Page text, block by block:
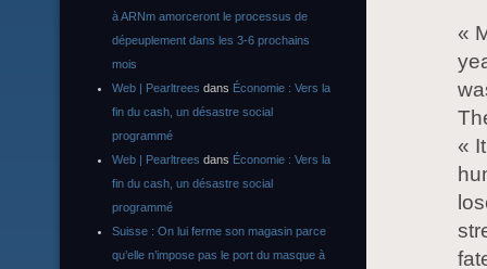
«
«
à ARNm amorceront le processus de
dépeuplement dans les 3-6 prochains
mois
Web | Pearltrees dans Économie : Vers la
fin du cash, un désastre social
programmé
Web | Pearltrees dans Économie : Vers la
fin du cash, un désastre social
programmé
Suisse : On lui ferme son magasin parce
qu’elle n’impose pas le port du masque à